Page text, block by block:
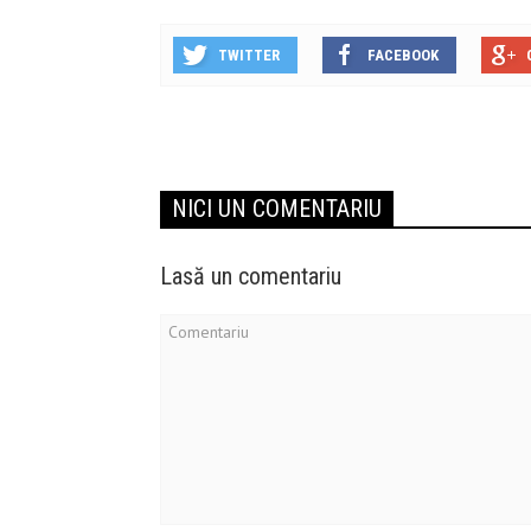
TWITTER FACEBOOK
NICI UN COMENTARIU
Lasă un comentariu